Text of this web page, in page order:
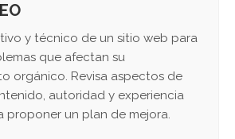
y técnico de un sitio web para
que afectan su
orgánico. Revisa aspectos de
autoridad y experiencia
proponer un plan de mejora.